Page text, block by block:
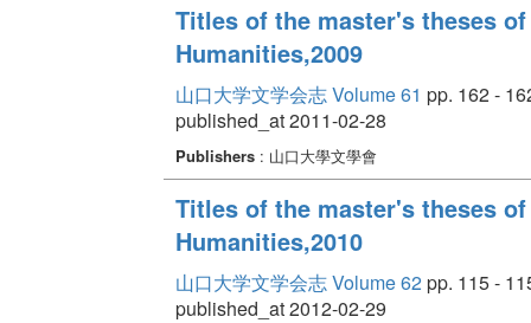
Titles of the master's theses
Humanities,2009
山口大学文学会志 Volume 61 pp. 162 -
published_at 2011-02-28
Publishers: 山口大學文學會
Titles of the master's theses
Humanities,2010
山口大学文学会志 Volume 62pp. 115 -
published_at 2012-02-29